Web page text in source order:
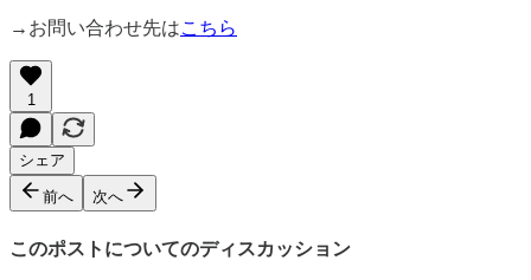
→お問い合わせ先はこちら
1
シェア
前へ 次へ
このポストについてのディスカッション